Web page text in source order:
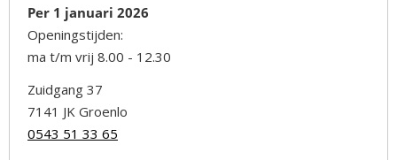
Per 1 januari 2026
Openingstijden:
ma t/m vrij 8.00 - 12.30
Zuidgang 37
7141 JK Groenlo
0543 51 33 65